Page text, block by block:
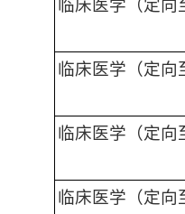
临床医学（定向
临床医学（定向
临床医学（定向
临床医学（定向